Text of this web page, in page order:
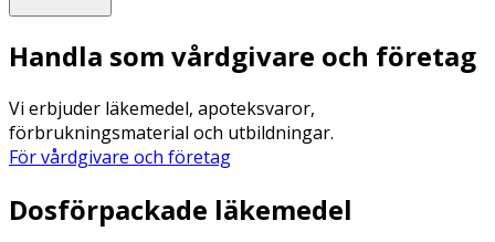
Handla som vårdgivare och företag
Vi erbjuder läkemedel, apoteksvaror,
förbrukningsmaterial och utbildningar.
För vårdgivare och företag
Dosförpackade läkemedel